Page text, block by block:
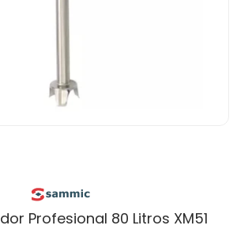
Profesional 80 Litros XM51